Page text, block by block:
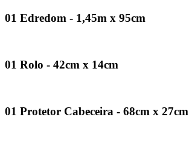
01 Edredom - 1,45m x 95cm
01 Rolo - 42cm x 14cm
01 Protetor Cabeceira - 68cm x 27cm